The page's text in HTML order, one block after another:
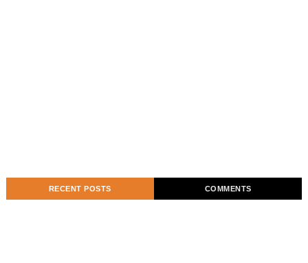
RECENT POSTS COMMENTS